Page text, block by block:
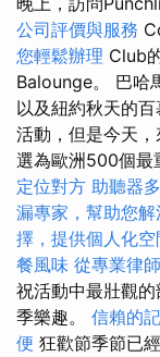
公司評價與服務
您輕鬆辦理 Club
Balounge。 巴哈
以及紐約秋天的
活動，但是今天
選為歐洲500個最
定位對方 助聽器
漏專家，幫助您
擇，提供個人化空
餐風味 從專業律
祝活動中最壯觀
季樂趣。 信賴的
便 狂歡節季節已